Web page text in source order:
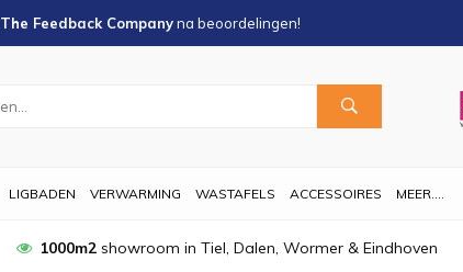
The Feedback Companyna beoordelingen!
LIGBADEN VERWARMING WASTAFELS ACCESSOIRES MEER....
1000m2showroom in Tiel, Dalen, Wormer & Eindhoven